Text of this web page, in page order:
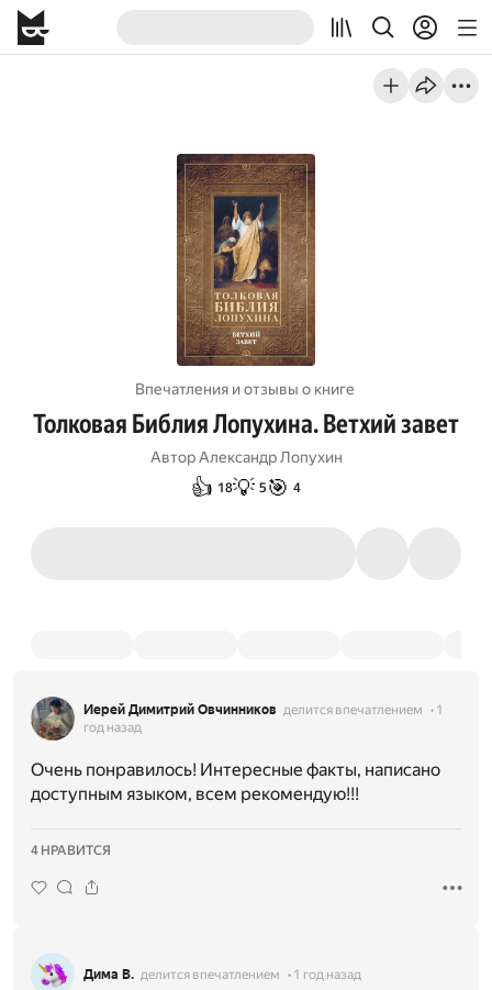
Впечатления и отзывы о книге
Толковая Библия Лопухина. Ветхий завет
Автор Александр Лопухин
👍 18💡 5 🎯 4
Иерей Димитрий Овчинников делится впечатлением
1
год назад
Очень понравилось! Интересные факты, написано
доступным языком, всем рекомендую!!!
4 НРАВИТСЯ
Дима В. делится впечатлением 1 год назад